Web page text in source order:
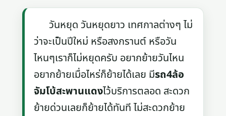
วันหยุด วันหยุดยาว เทศกาลต่างๆ ไม่
ว่าจะเป็นปีใหม่ หรือสงกรานต์ หรือวัน
ไหนๆเราก็ไม่หยุดครับ อยากย้ายวันไหน
อยากย้ายเมื่อไหร่ก็ย้ายได้เลย มีรถ4ล้อ
จัมโบ้สะพานแดงไว้บริการตลอด สะดวก
ย้ายด่วนเลยก็ย้ายได้ทันที ไม่สะดวกย้าย